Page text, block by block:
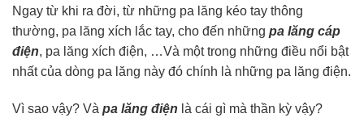
Ngay từ khi ra đời, từ những pa lăng kéo tay thông
thường, pa lăng xích lắc tay, cho đến những pa lăng cáp
điện, pa lăng xích điện, …Và một trong những điều nổi bật
nhất của dòng pa lăng này đó chính là những pa lăng điện.
Vì sao vậy? Và pa lăng điện là cái gì mà thần kỳ vậy?